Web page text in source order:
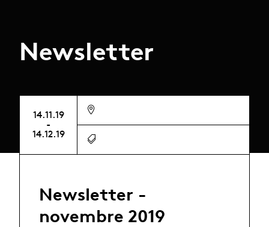
Newsletter
14.11.19
-
14.12.19
Newsletter -
novembre 2019